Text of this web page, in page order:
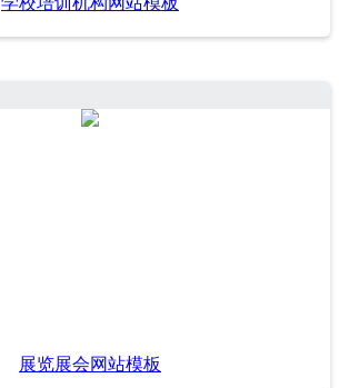
展览展会网站模板